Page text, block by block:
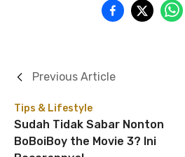
Tips & Lifestyle
Sudah Tidak Sabar Nonton
BoBoiBoy the Movie 3? Ini
Previous Article